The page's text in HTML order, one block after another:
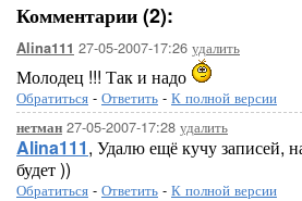
Комментарии (2):
Alina111 27-05-2007-17:26 удалить
Молодец !!! Так и надо
Обратиться - Ответить - К полной версии
нетман 27-05-2007-17:28 удалить
Alina111, Удалю ещё кучу записей,
будет ))
Обратиться - Ответить - К полной версии